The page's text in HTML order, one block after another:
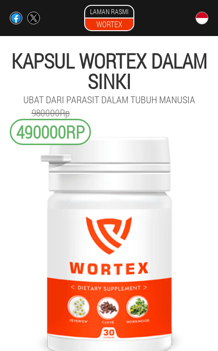
LAMAN RASMI
WORTEX
KAPSUL WORTEX DALAM
SINKI
UBAT DARI PARASIT DALAM TUBUH MANUSIA
980000Rp
490000RP